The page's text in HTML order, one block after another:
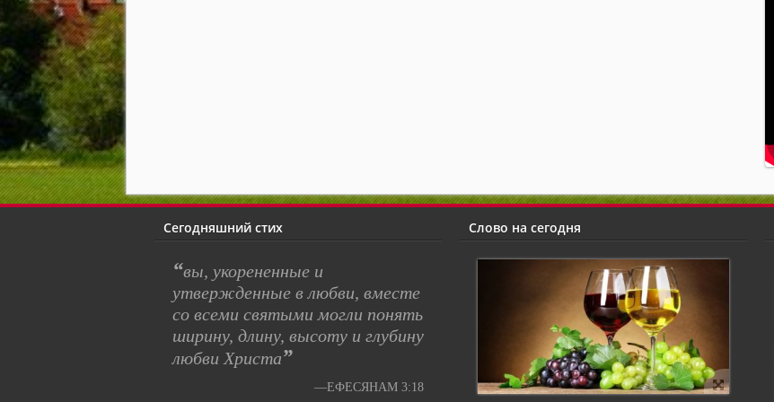
Сегодняшний стих
“вы, укорененные и
утвержденные в любви, вместе
со всеми святыми могли понять
ширину, длину, высоту и глубину
любви Христа”
—ЕФЕСЯНАМ 3:18
Слово на сегодня